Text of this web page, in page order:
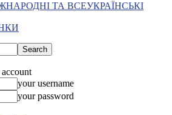
ТА ВСЕУКРАЇНСЬКІ
your username
your password